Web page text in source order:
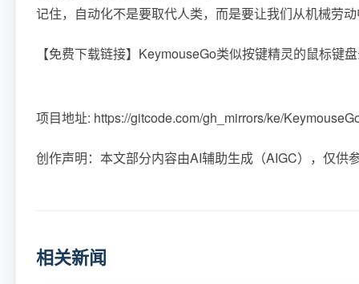
记住，自动化不是要取代人类，而是要让我们从机械劳
【免费下载链接】KeymouseGo类似按键精灵的鼠标键
项目地址: https://gitcode.com/gh_mirrors/ke/
创作声明：本文部分内容由AI辅助生成（AIGC），仅供
相关新闻